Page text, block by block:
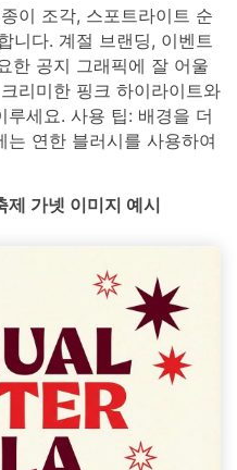
이 조각, 스포트라이트 순
니다. 계절 브랜딩, 이벤트
한 공지 그래픽에 잘 어울
리미한 핑크 하이라이트와
세요. 사용 팁: 배경을 더
연한 블러시를 사용하여
가넷 이미지 예시